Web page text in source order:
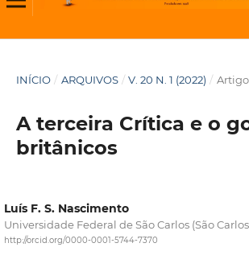
INÍCIO / ARQUIVOS / V. 20 N. 1 (2022) /
A terceira Crítica e o
britânicos
Luís F. S. Nascimento
Universidade Federal de São Carlos (São
http://orcid.org/0000-0001-5744-7370